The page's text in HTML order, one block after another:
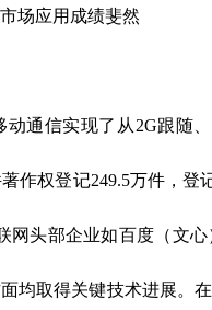
场应用成绩斐然
通信实现了从 2G跟随、
作权登记249.5万件，登
网头部企业如百度（文
均取得关键技术进展。